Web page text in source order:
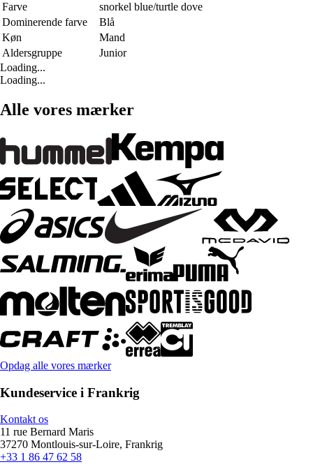
Farve
snorkel blue/turtle dove
Dominerende farve
Blå
Køn
Mand
Aldersgruppe
Junior
Loading...
Loading...
Alle vores mærker
Opdag alle vores mærker
Kundeservice i Frankrig
Kontakt os
11 rue Bernard Maris
37270 Montlouis-sur-Loire, Frankrig
+33 1 86 47 62 58